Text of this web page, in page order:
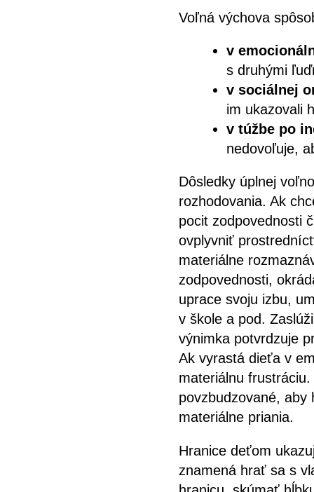
Voľná výchova
v
s druhými
v sociálnej
im ukazovali
v túžbe po
nedovoľuje,
Dôsledky úplnej
rozhodovania. Ak
pocit zodpovednosti
ovplyvniť
materiálne
zodpovednosti,
uprace svoju izbu,
v škole a pod.
výnimka potvrdzuje
Ak vyrastá dieťa v
materiálnu
povzbudzované,
materiálne priania.
Hranice deťom
znamená hrať sa s